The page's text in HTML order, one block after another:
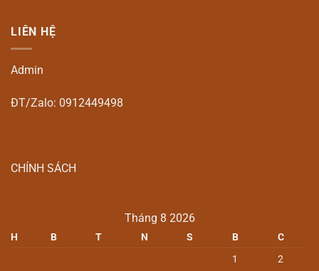
LIÊN HỆ
Admin
ĐT/Zalo: 0912449498
CHÍNH SÁCH
Tháng 8 2026
H B T N S B
C
1
2